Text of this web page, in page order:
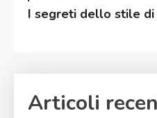
I segreti dello stile
Articoli